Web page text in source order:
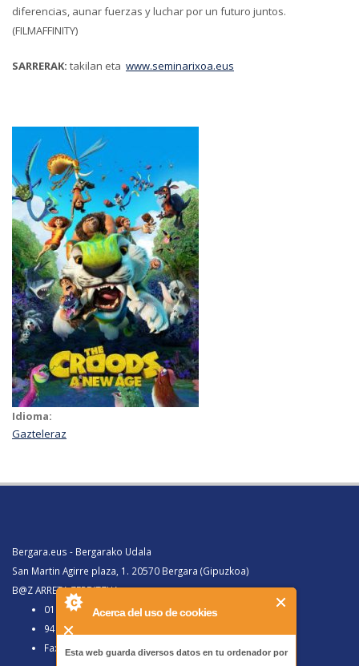
Acerca del uso de cookies
Esta web guarda diversos datos en tu ordenador por
diferencias, aunar fuerzas y luchar por un futuro juntos.
(FILMAFFINITY)
SARRERAK: takilan eta www.seminarixoa.eus
Idioma:
Gazteleraz
Bergara.eus - Bergarako Udala
San Martin Agirre plaza, 1. 20570 Bergara (Gipuzkoa)
B@Z ARRETA ZERBITZUA:
010, Bergaratik deituz gero
943 77 91 00, Bergaraz kanpotik deituz gero
Faxa 943 77 91 63